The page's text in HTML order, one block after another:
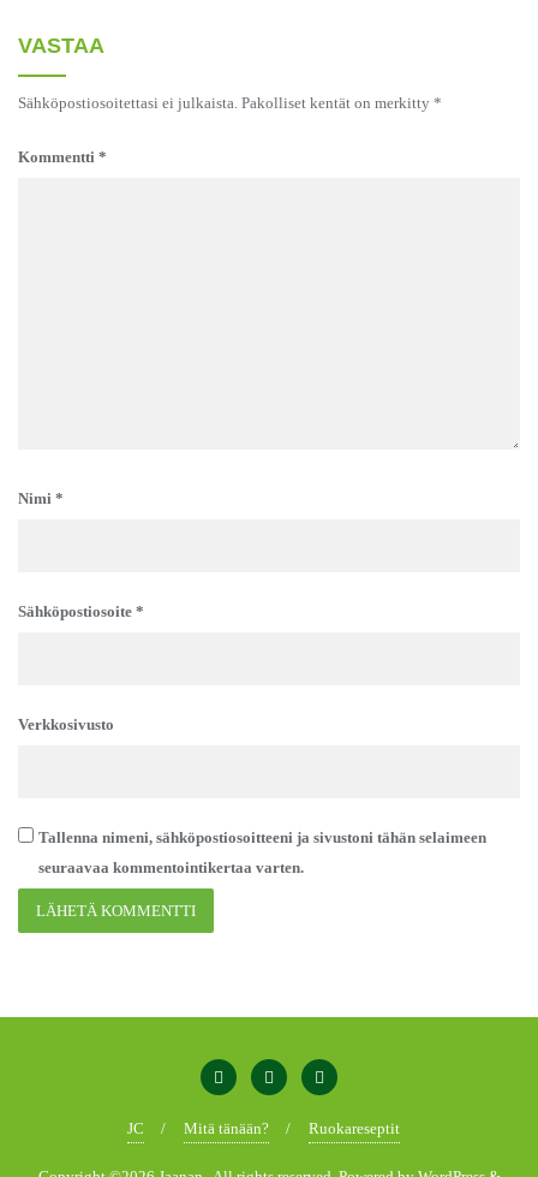
VASTAA
Sähköpostiosoitettasi ei julkaista. Pakolliset kentät on merkitty *
Kommentti *
Nimi *
Sähköpostiosoite *
Verkkosivusto
Tallenna nimeni, sähköpostiosoitteeni ja sivustoni tähän selaimeen
seuraavaa kommentointikertaa varten.
JC Mitä tänään? Ruokareseptit